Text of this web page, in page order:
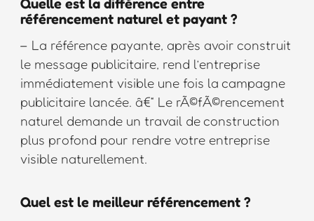
Quelle est la différence entre
référencement naturel et payant ?
– La référence payante, après avoir construit
le message publicitaire, rend l’entreprise
immédiatement visible une fois la campagne
publicitaire lancée. â€“ Le rÃ©fÃ©rencement
naturel demande un travail de construction
plus profond pour rendre votre entreprise
visible naturellement.
Quel est le meilleur référencement ?